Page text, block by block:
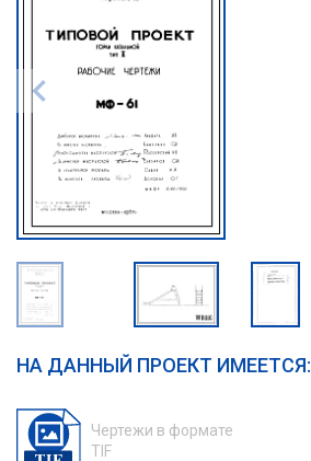
НА ДАННЫЙ ПРОЕКТ ИМЕЕТСЯ:
Чертежи в формате
TIF